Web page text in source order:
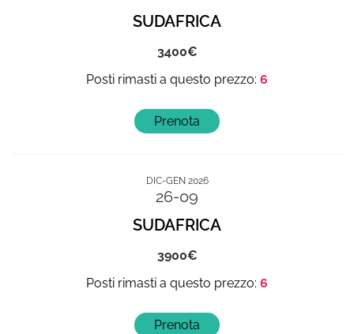
SUDAFRICA
3400
6
DIC-GEN 2026
26-09
SUDAFRICA
3900
6